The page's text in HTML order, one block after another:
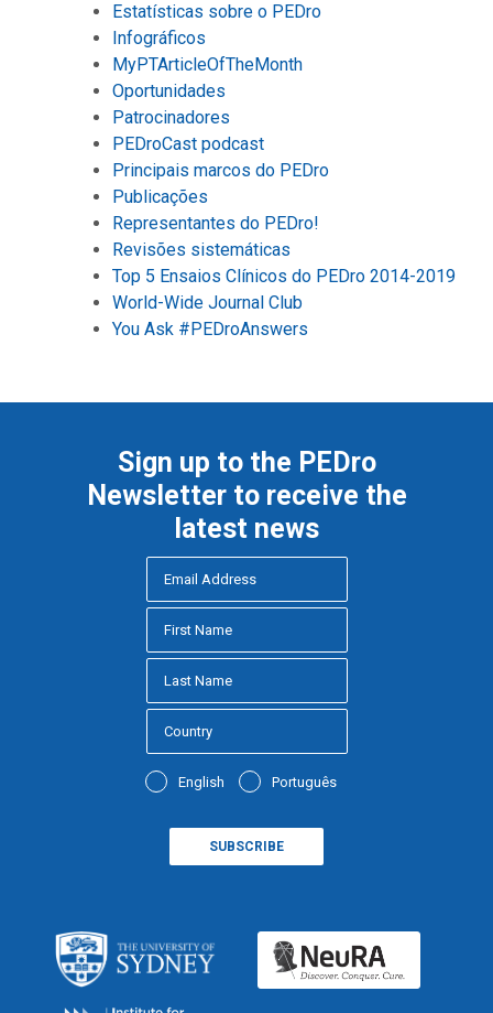
Estatísticas sobre o PEDro
Infográficos
MyPTArticleOfTheMonth
Oportunidades
Patrocinadores
PEDroCast podcast
Principais marcos do PEDro
Publicações
Representantes do PEDro!
Revisões sistemáticas
Top 5 Ensaios Clínicos do PEDro 2014-2019
World-Wide Journal Club
You Ask #PEDroAnswers
Sign up to the PEDro
Newsletter to receive the
latest news
English Português